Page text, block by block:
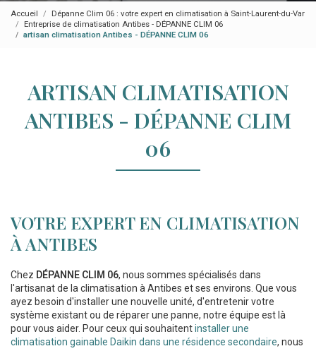
Accueil
Dépanne Clim 06 : votre expert en climatisation à Saint-Laurent-du-Var
Entreprise de climatisation Antibes - DÉPANNE CLIM 06
artisan climatisation Antibes - DÉPANNE CLIM 06
ARTISAN CLIMATISATION
ANTIBES - DÉPANNE CLIM
06
VOTRE EXPERT EN CLIMATISATION
À ANTIBES
Chez DÉPANNE CLIM 06, nous sommes spécialisés dans
l'artisanat de la climatisation à Antibes et ses environs. Que vous
ayez besoin d'installer une nouvelle unité, d'entretenir votre
système existant ou de réparer une panne, notre équipe est là
pour vous aider. Pour ceux qui souhaitentinstaller une
climatisation gainable Daikin dans une résidence secondaire, nous